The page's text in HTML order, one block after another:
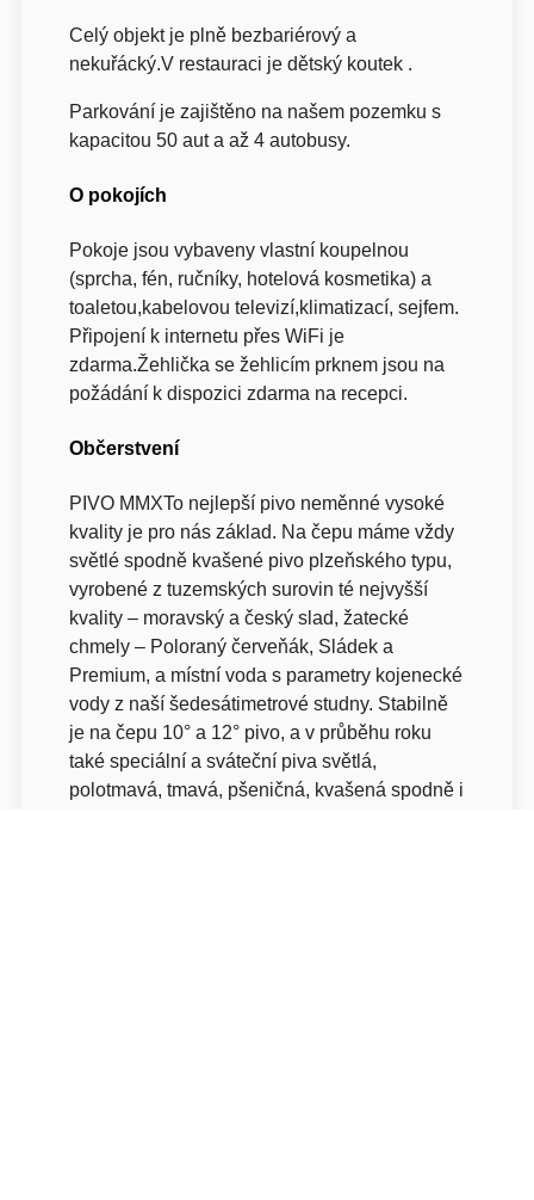
Celý objekt je plně bezbariérový a
nekuřácký.V restauraci je dětský koutek .
Parkování je zajištěno na našem pozemku s
kapacitou 50 aut a až 4 autobusy.
O pokojích
Pokoje jsou vybaveny vlastní koupelnou
(sprcha, fén, ručníky, hotelová kosmetika) a
toaletou,kabelovou televizí,klimatizací, sejfem.
Připojení k internetu přes WiFi je
zdarma.Žehlička se žehlicím prknem jsou na
požádání k dispozici zdarma na recepci.
Občerstvení
PIVO MMXTo nejlepší pivo neměnné vysoké
kvality je pro nás základ. Na čepu máme vždy
světlé spodně kvašené pivo plzeňského typu,
vyrobené z tuzemských surovin té nejvyšší
kvality – moravský a český slad, žatecké
chmely – Poloraný červeňák, Sládek a
Premium, a místní voda s parametry kojenecké
vody z naší šedesátimetrové studny. Stabilně
je na čepu 10° a 12° pivo, a v průběhu roku
také speciální a sváteční piva světlá,
polotmavá, tmavá, pšeničná, kvašená spodně i